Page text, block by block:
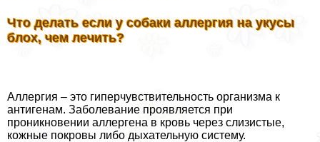
Что делать если у собаки аллергия на укусы
блох, чем лечить?
Аллергия – это гиперчувствительность организма к
антигенам. Заболевание проявляется при
проникновении аллергена в кровь через слизистые,
кожные покровы либо дыхательную систему.